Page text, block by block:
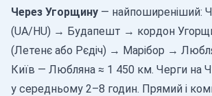
Через Угорщину — найпоширеніший:
(UA/HU) → Будапешт → кордон
(Летенє або Рєдіч) → Марібор →
Київ — Любляна ≈ 1 450 км. Черги на
у середньому 2–8 годин. Прямий і